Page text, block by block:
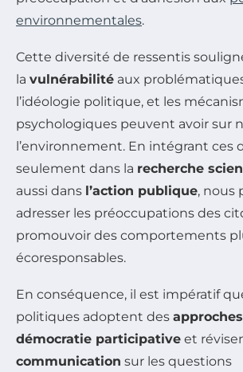
environnementales.
Cette diversité de ressentis
la vulnérabilité aux
l’idéologie politique, et les
psychologiques peuvent avoir sur
l’environnement. En intégrant ces
seulement dans la recherche
aussi dans l’action publique, nous
adresser les préoccupations des
promouvoir des comportements
écoresponsables.
En conséquence, il est impératif
politiques adoptent des
démocratie participative et
communication sur les questions